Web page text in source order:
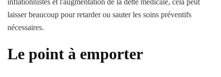
inflationnistes et l'augmentation de la dette médicale, cela peut
laisser beaucoup pour retarder ou sauter les soins préventifs
nécessaires.
Le point à emporter